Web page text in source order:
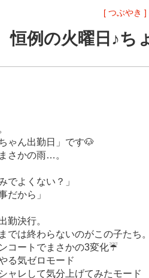
[ つぶやき ]
恒例の火曜日♪ち
ゃん出勤日」です🐶
さかの雨…。
でよくない？」
だから」
勤決行。
では終わらないのがこの子たち。
コートでまさかの3変化☔
る気ゼロモード
ャレして気分上げてみたモード